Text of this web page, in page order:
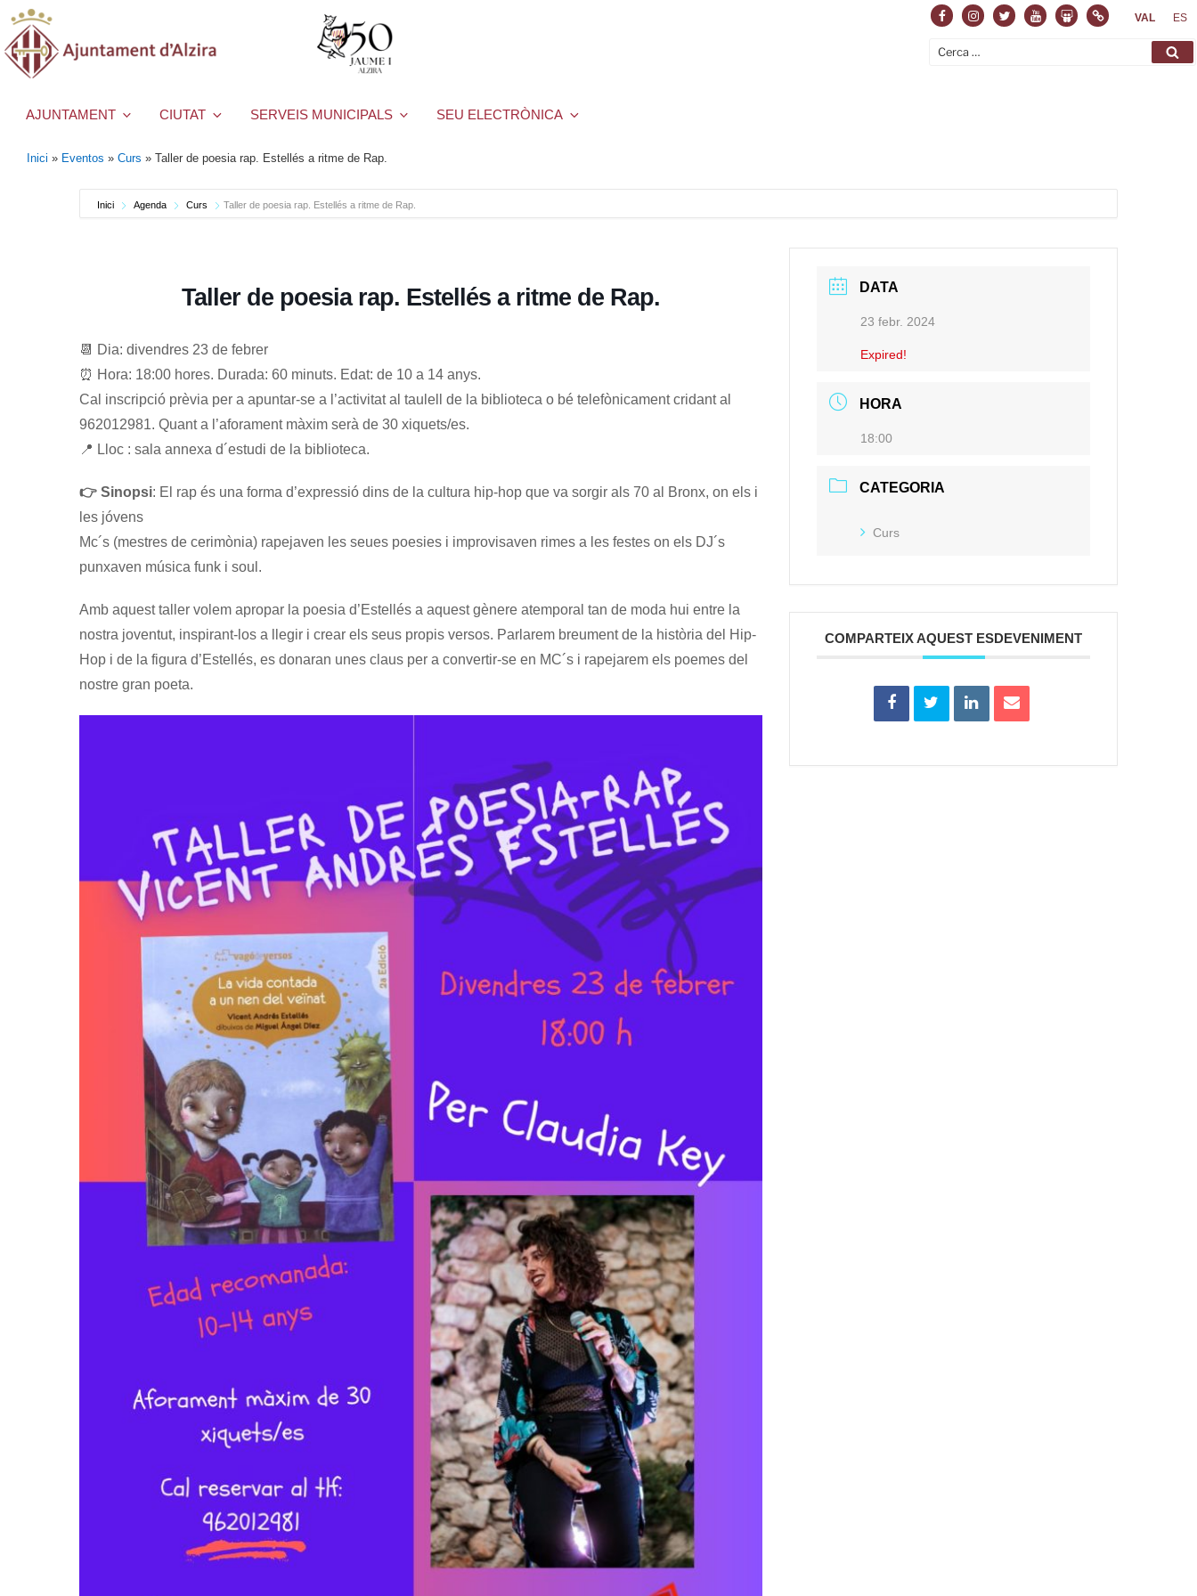
FacebookInstagram
TwitterYoutubeSlideshare
NormasVAL ES
Cerca:
AJUNTAMENT CIUTAT SERVEIS MUNICIPALS SEU ELECTRÒNICA
Inici » Eventos » Curs » Taller de poesia rap. Estellés a ritme de Rap.
Inici Agenda Curs Taller de poesia rap. Estellés a ritme de Rap.
Taller de poesia rap. Estellés a ritme de Rap.
📆 Dia: divendres 23 de febrer
⏰ Hora: 18:00 hores. Durada: 60 minuts. Edat: de 10 a 14 anys.
Cal inscripció prèvia per a apuntar-se a l’activitat al taulell de la biblioteca o bé telefònicament cridant al
962012981. Quant a l’aforament màxim serà de 30 xiquets/es.
📍 Lloc : sala annexa d´estudi de la biblioteca.
👉 Sinopsi: El rap és una forma d’expressió dins de la cultura hip-hop que va sorgir als 70 al Bronx, on els i
les jóvens
Mc´s (mestres de cerimònia) rapejaven les seues poesies i improvisaven rimes a les festes on els DJ´s
punxaven música funk i soul.
Amb aquest taller volem apropar la poesia d’Estellés a aquest gènere atemporal tan de moda hui entre la
nostra joventut, inspirant-los a llegir i crear els seus propis versos. Parlarem breument de la història del Hip-
Hop i de la figura d’Estellés, es donaran unes claus per a convertir-se en MC´s i rapejarem els poemes del
nostre gran poeta.
DATA
23 febr. 2024
Expired!
HORA
18:00
CATEGORIA
Curs
COMPARTEIX AQUEST ESDEVENIMENT